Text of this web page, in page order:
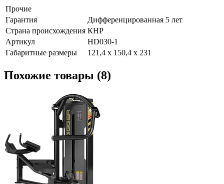
Прочие
Гарантия
Дифференцированная 5 лет
Страна происхождения КНР
Артикул
HD030-1
Габаритные размеры
121,4 х 150,4 х 231
Похожие товары (8)